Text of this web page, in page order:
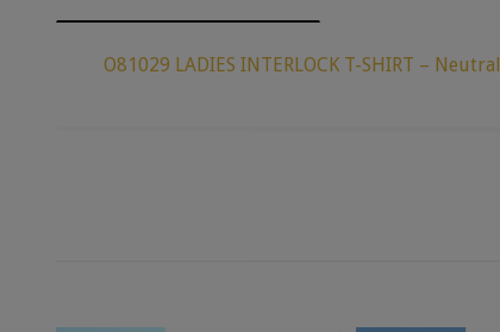
O81029 LADIES INTERLOCK T-SHIRT – Neutral